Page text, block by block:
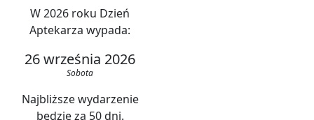
W 2026 roku Dzień
Aptekarza wypada:
26 września 2026
Sobota
Najbliższe wydarzenie
będzie za 50 dni.